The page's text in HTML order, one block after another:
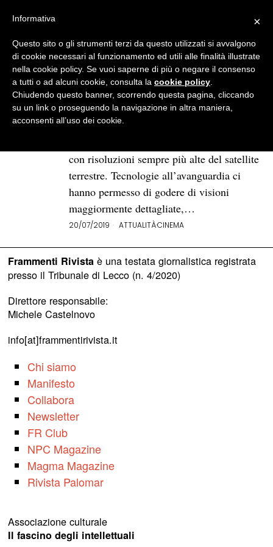
BROWSE TAG
allunaggio
La luna vista al cinema, storia
di un sogno divenuto realtà
Da quel primo sorprendente passo sul
con risoluzioni sempre più alte del satellite
terrestre. Tecnologie all’avanguardia ci
hanno permesso di godere di visioni
maggiormente dettagliate,…
20/07/2019 ATTUALITÀ·CINEMA
Frammenti Rivistaè una testata giornalistica registrata
presso il Tribunale di Lecco (n. 4/2020)
Direttore responsabile:
Michele Castelnovo
info[at]frammentirivista.it
Chi siamo
Manifesto
Collabora
Newsletter
FR Club
NPC Magazine
Magma Magazine
Rivista Palomar
Associazione culturale
Il fascino degli intellettuali
×
Informativa
Questo sito o gli strumenti terzi da questo utilizzati si avvalgono
di cookie necessari al funzionamento ed utili alle finalità illustrate
nella cookie policy. Se vuoi saperne di più o negare il consenso
a tutti o ad alcuni cookie, consulta la cookie policy
Chiudendo questo banner, scorrendo questa pagina, cliccando
su un link o proseguendo la navigazione in altra maniera,
acconsenti all’uso dei cookie.